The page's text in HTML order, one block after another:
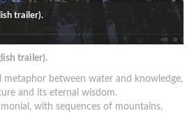
trailer).
trailer).
metaphor between water and knowledge,
and its eternal wisdom.
with sequences of mountains,